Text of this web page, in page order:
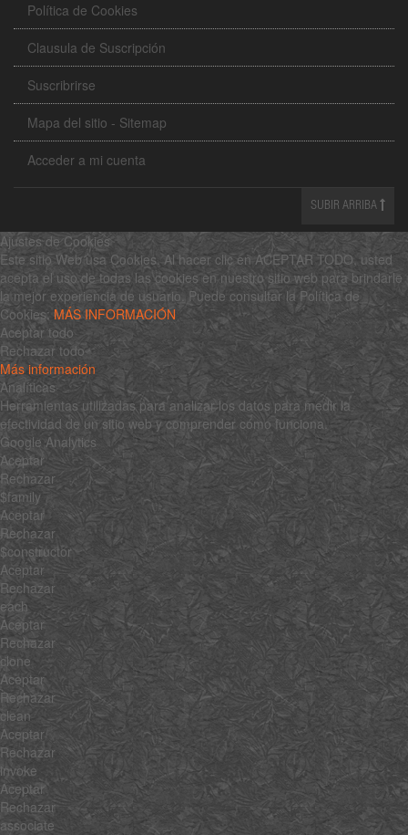
Política de Cookies
Clausula de Suscripción
Suscribrirse
Mapa del sitio - Sitemap
Acceder a mi cuenta
SUBIR ARRIBA
Ajustes de Cookies
Este sitio Web usa Cookies. Al hacer clic en ACEPTAR TODO, usted
acepta el uso de todas las cookies en nuestro sitio web para brindarle
la mejor experiencia de usuario. Puede consultar la Política de
Cookies: MÁS INFORMACIÓN
Aceptar todo
Rechazar todo
Más información
Analíticas
Herramientas utilizadas para analizar los datos para medir la
efectividad de un sitio web y comprender cómo funciona.
Google Analytics
Aceptar
Rechazar
$family
Aceptar
Rechazar
$constructor
Aceptar
Rechazar
each
Aceptar
Rechazar
clone
Aceptar
Rechazar
clean
Aceptar
Rechazar
invoke
Aceptar
Rechazar
associate